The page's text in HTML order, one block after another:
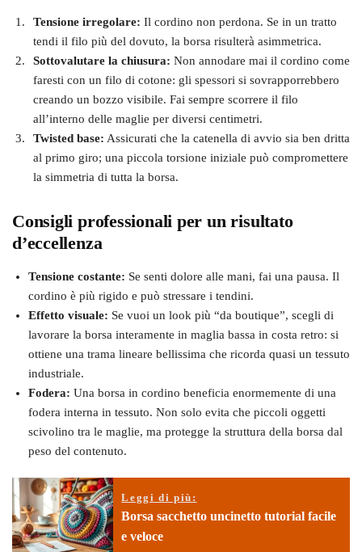
Tensione irregolare: Il cordino non perdona. Se in un tratto
tendi il filo più del dovuto, la borsa risulterà asimmetrica.
Sottovalutare la chiusura: Non annodare mai il cordino come
faresti con un filo di cotone: gli spessori si sovrapporrebbero
creando un bozzo visibile. Fai sempre scorrere il filo
all’interno delle maglie per diversi centimetri.
Twisted base: Assicurati che la catenella di avvio sia ben dritta
al primo giro; una piccola torsione iniziale può compromettere
la simmetria di tutta la borsa.
Consigli professionali per un risultato
d’eccellenza
Tensione costante: Se senti dolore alle mani, fai una pausa. Il
cordino è più rigido e può stressare i tendini.
Effetto visuale: Se vuoi un look più “da boutique”, scegli di
lavorare la borsa interamente in maglia bassa in costa retro: si
ottiene una trama lineare bellissima che ricorda quasi un tessuto
industriale.
Fodera: Una borsa in cordino beneficia enormemente di una
fodera interna in tessuto. Non solo evita che piccoli oggetti
scivolino tra le maglie, ma protegge la struttura della borsa dal
peso del contenuto.
Leggi di più:
Borsa sacchetto uncinetto tutorial facile
e veloce